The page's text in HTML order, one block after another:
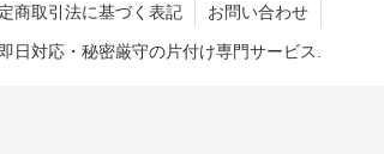
商取引法に基づく表記 お問い合わせ
対応・秘密厳守の片付け専門サービス.